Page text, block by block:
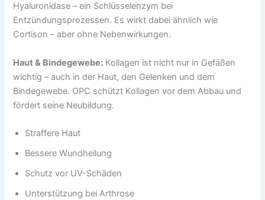
Hyaluronidase – ein Schlüsselenzym bei
Entzündungsprozessen. Es wirkt dabei ähnlich wie
Cortison – aber ohne Nebenwirkungen.
Haut & Bindegewebe: Kollagen ist nicht nur in Gefäßen
wichtig – auch in der Haut, den Gelenken und dem
Bindegewebe. OPC schützt Kollagen vor dem Abbau und
fördert seine Neubildung.
Straffere Haut
Bessere Wundheilung
Schutz vor UV-Schäden
Unterstützung bei Arthrose